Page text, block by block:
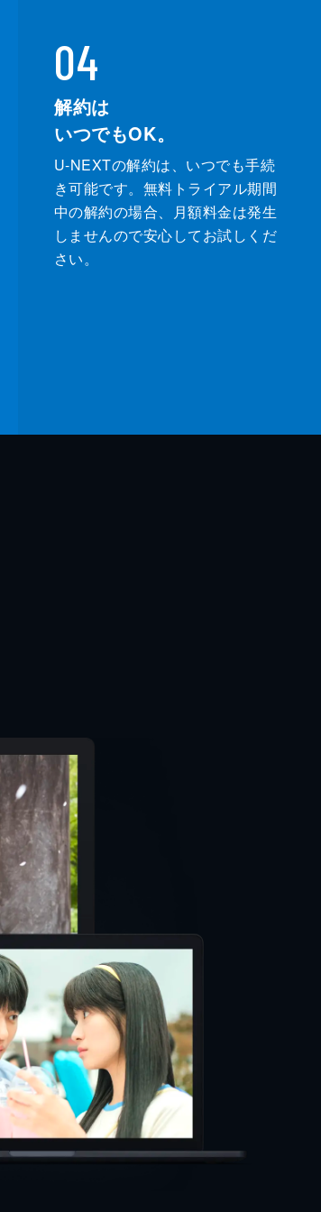
04
解約は
いつでもOK。
U-NEXTの解約は、いつでも手続
き可能です。無料トライアル期間
中の解約の場合、月額料金は発生
しませんので安心してお試しくだ
さい。